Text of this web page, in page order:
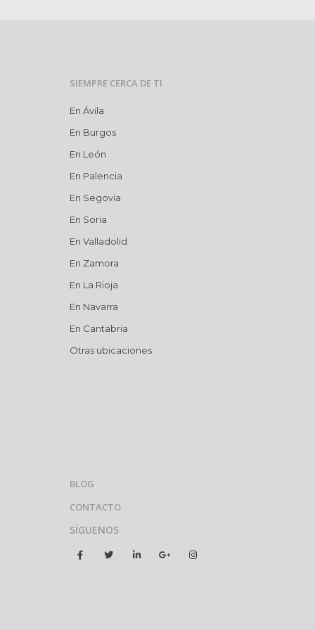
SIEMPRE CERCA DE TI
En Ávila
En Burgos
En León
En Palencia
En Segovia
En Soria
En Valladolid
En Zamora
En La Rioja
En Navarra
En Cantabria
Otras ubicaciones
BLOG
CONTACTO
SÍGUENOS